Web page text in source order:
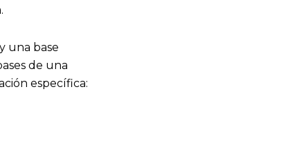
una base
de una
específica: